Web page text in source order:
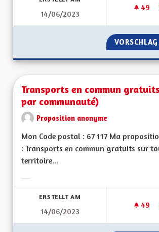
14/06/2023
49
Transports en commun
par communauté)
Proposition anonyme
Mon Code postal : 67 117 Ma
: Transports en commun gratuits sur
territoire...
ERSTELLT AM
14/06/2023
49